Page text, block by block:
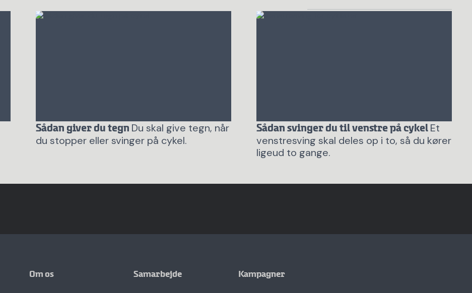
Sådan giver du tegn Du skal give tegn, når
du stopper eller svinger på cykel.
Sådan svinger du til venstre på cykel Et
venstresving skal deles op i to, så du kører
ligeud to gange.
Om os Samarbejde Kampagner